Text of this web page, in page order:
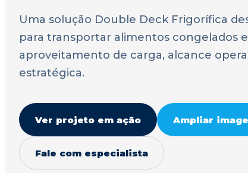
Uma solução Double Deck Frigorífica
para transportar alimentos congelados
aproveitamento de carga, alcance
estratégica.
Ver projeto em ação Ampliar
Fale com especialista